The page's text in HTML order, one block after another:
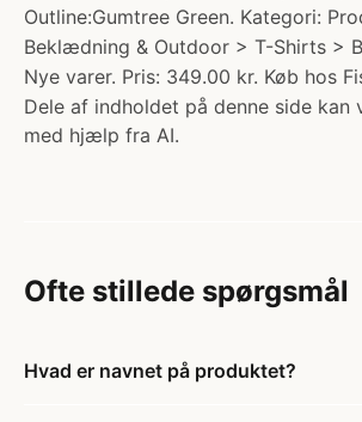
Outline:Gumtree Green. Kategori:
Beklædning & Outdoor > T-Shirts >
Nye varer. Pris: 349.00 kr. Køb hos
Dele af indholdet på denne side kan
med hjælp fra AI.
Ofte stillede spørgsmål
Hvad er navnet på produktet?